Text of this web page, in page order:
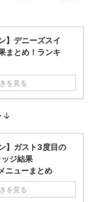
】デニーズスイ
まとめ！ランキ
を見る
↓
】ガスト3度目の
ジ結果
ニューまとめ
を見る